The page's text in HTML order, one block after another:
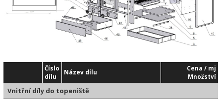
Číslo
dílu
Název dílu
Cena / mj
Množství
Vnitřní díly do topeniště